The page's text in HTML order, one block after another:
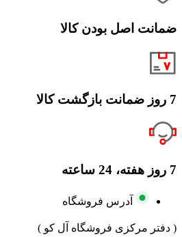
ضمانت اصل بودن کالا
7 روز ضمانت بازگشت کالا
7 روز هفته، 24 ساعته
آدرس فروشگاه
( دفتر مرکزی فروشگاه آل کو )